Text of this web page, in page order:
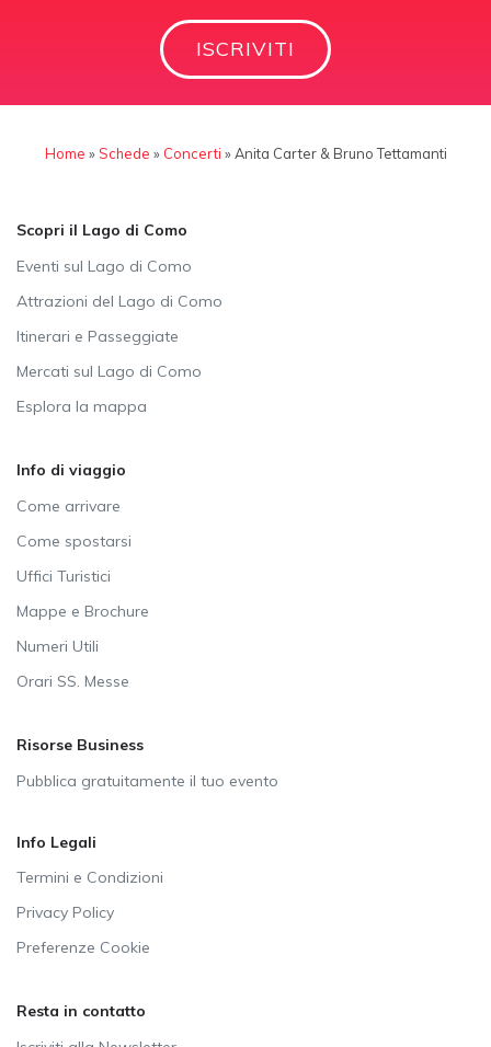
ISCRIVITI
Home »Schede » Concerti »Anita Carter & Bruno Tettamanti
Scopri il Lago di Como
Eventi sul Lago di Como
Attrazioni del Lago di Como
Itinerari e Passeggiate
Mercati sul Lago di Como
Esplora la mappa
Info di viaggio
Come arrivare
Come spostarsi
Uffici Turistici
Mappe e Brochure
Numeri Utili
Orari SS. Messe
Risorse Business
Pubblica gratuitamente il tuo evento
Info Legali
Termini e Condizioni
Privacy Policy
Preferenze Cookie
Resta in contatto